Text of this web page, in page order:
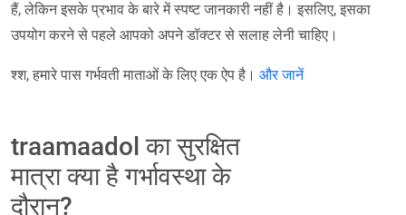
हैं, लेकिन इसके प्रभाव के बारे में स्पष्ट जानकारी नहीं है। इसलिए, इसका
उपयोग करने से पहले आपको अपने डॉक्टर से सलाह लेनी चाहिए।
श्श, हमारे पास गर्भवती माताओं के लिए एक ऐप है। और जानें
traamaadol का सुरक्षित
मात्रा क्या है गर्भावस्था के
दौरान?